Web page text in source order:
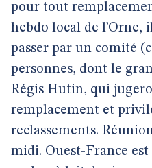
pour tout
hebdo local de l’Orne,
passer par un comité
personnes, dont le
Régis Hutin, qui
remplacement et
reclassements.
midi. Ouest-France